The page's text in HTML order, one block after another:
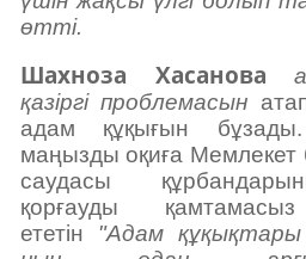
өтті.
Шахноза Хасанова
қазіргі проблемасын
адам құқығын
маңызды оқиға
саудасы
қорғауды
ететін "Адам